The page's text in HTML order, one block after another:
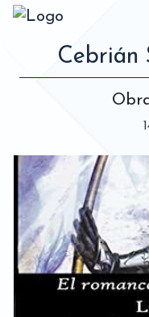
Cebrián